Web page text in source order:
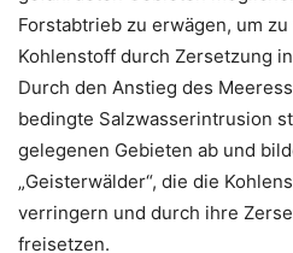
Forstabtrieb zu erwägen, um
Kohlenstoff durch Zersetzung
Durch den Anstieg des
bedingte Salzwasserintrusion
gelegenen Gebieten ab und
„Geisterwälder“, die die
verringern und durch ihre
freisetzen.